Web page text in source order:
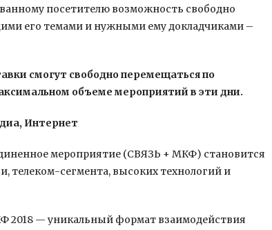
посетителю возможность свободно
его темами и нужными ему докладчиками –
смогут свободно перемещаться по
объеме мероприятий в эти дни.
Интернет
мероприятие (СВЯЗЬ + МКФ) становится
телеком-сегмента, высоких технологий и
2018 — уникальный формат взаимодействия